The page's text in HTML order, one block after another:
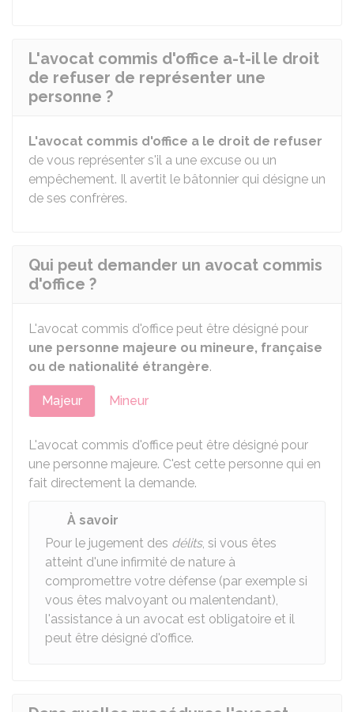
L'avocat commis d'office a-t-il le droit
de refuser de représenter une
personne ?
L'avocat commis d'office a le droit de refuser
de vous représenter s'il a une excuse ou un
empêchement. Il avertit le bâtonnier qui désigne un
de ses confrères.
Qui peut demander un avocat commis
d'office ?
L'avocat commis d'office peut être désigné pour
une personne majeure ou mineure, française
ou de nationalité étrangère.
Majeur Mineur
L'avocat commis d'office peut être désigné pour
une personne majeure. C'est cette personne qui en
fait directement la demande.
À savoir
Pour le jugement des délits, si vous êtes
atteint d'une infirmité de nature à
compromettre votre défense (par exemple si
vous êtes malvoyant ou malentendant),
l'assistance à un avocat est obligatoire et il
peut être désigné d'office.